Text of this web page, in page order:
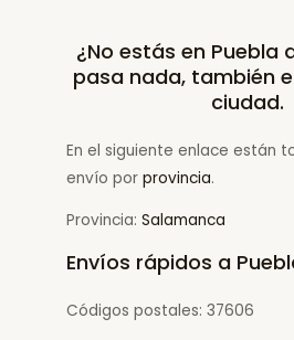
¿No estás en Puebla
pasa nada, también
ciudad.
En el siguiente enlace están
envío por provincia.
Provincia: Salamanca
Envíos rápidos a
Códigos postales: 37606